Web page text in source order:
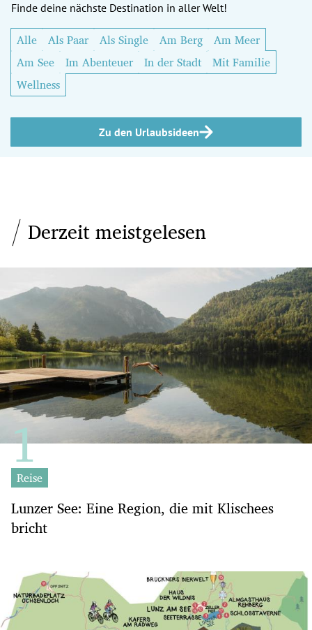
Finde deine nächste Destination in aller Welt!
Alle Als Paar Als Single Am Berg
Am Meer
Am See
Im Abenteuer In der Stadt
Mit Familie
Wellness
Zu den Urlaubsideen
Derzeit meistgelesen
Reise
Lunzer See: Eine Region, die mit Klischees
bricht